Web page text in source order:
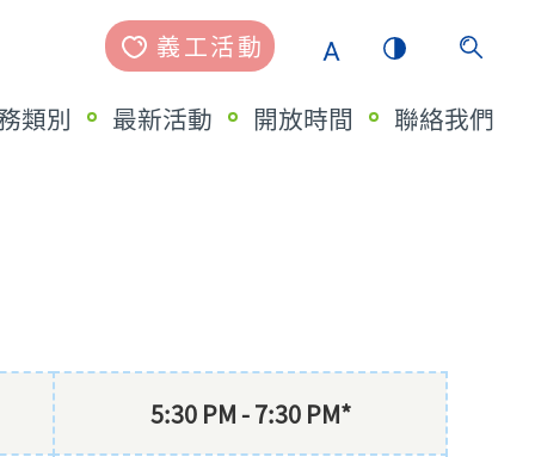
義工活動
類別 最新活動 開放時間 聯絡我們
5:30 PM - 7:30 PM*